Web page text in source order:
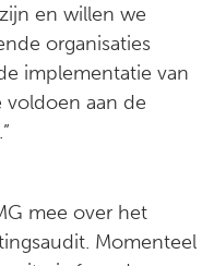
en willen we
organisaties
implementatie van
aan de
mee over het
Momenteel